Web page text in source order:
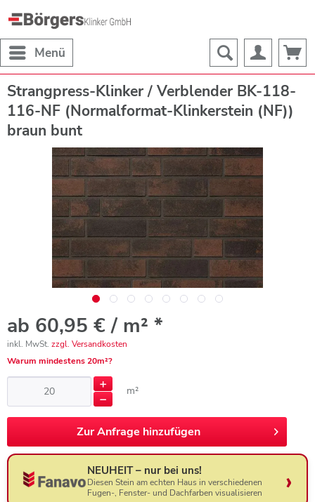
Menü
Strangpress-Klinker / Verblender BK-118-
116-NF (Normalformat-Klinkerstein (NF))
braun bunt
ab 60,95 € / m² *
inkl. MwSt. zzgl. Versandkosten
Warum mindestens 20m²?
m²
ZurAnfrage hinzufügen
NEUHEIT – nur bei uns!
Diesen Stein am echten Haus in verschiedenen
Fugen-, Fenster- und Dachfarben visualisieren